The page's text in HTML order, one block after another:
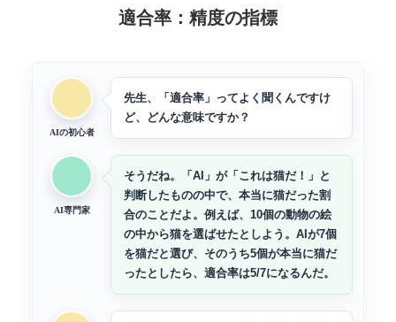
適合率：精度の指標
AIの初心者
先生、「適合率」ってよく聞くんですけ
ど、どんな意味ですか？
AI専門家
そうだね。「AI」が「これは猫だ！」と
判断したものの中で、本当に猫だった割
合のことだよ。例えば、10個の動物の絵
の中から猫を選ばせたとしよう。AIが7個
を猫だと選び、そのうち5個が本当に猫だ
ったとしたら、適合率は5/7になるんだ。